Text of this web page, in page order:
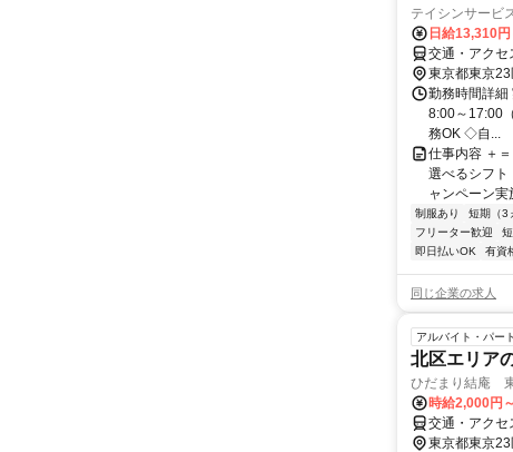
テイシンサービ
日給13,310
交通・アクセ
東京都東京23
勤務時間詳細
8:00～17:00
務OK ◇自...
仕事内容 ＋
選べるシフト
ャンペーン
制服あり 短期（3
フリーター歓迎
即日払いOK
有資
同じ企業の求人
アルバイト・パート
北区エリア
ひだまり結庵
時給2,000円
交通・アクセ
東京都東京23